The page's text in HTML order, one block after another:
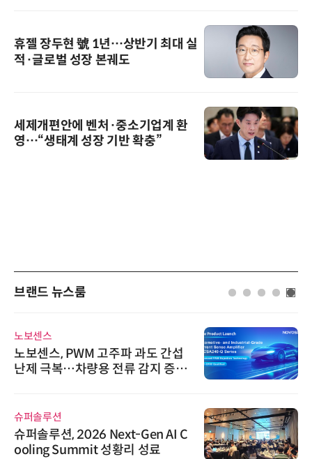
휴젤 장두현 號 1년…상반기 최대 실
적·글로벌 성장 본궤도
세제개편안에 벤처·중소기업계 환
영…“생태계 성장 기반 확충”
브랜드 뉴스룸
노보센스
노보센스, PWM 고주파 과도 간섭
난제 극복…차량용 전류 감지 증폭
슈퍼솔루션
슈퍼솔루션, 2026 Next-Gen AI C
ooling Summit 성황리 성료